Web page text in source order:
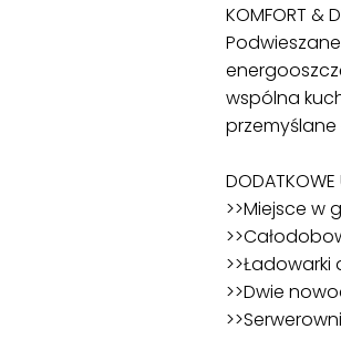
KOMFORT &
wspólna
DODATKOWE
>>Miejsce w
>>Dwie